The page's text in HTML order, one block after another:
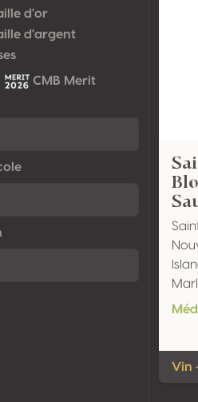
d'or
d'argent
CMB Merit
Vin